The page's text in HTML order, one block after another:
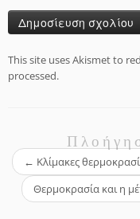
This site uses Akismet to
processed.
← Κλίμακες
Θερμοκρασία και η